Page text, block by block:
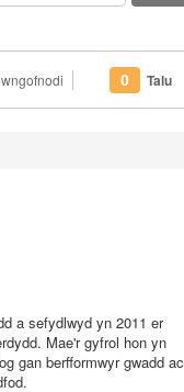
0 Talu
a sefydlwyd yn 2011 er
Mae'r gyfrol hon yn
gan berfformwyr gwadd ac